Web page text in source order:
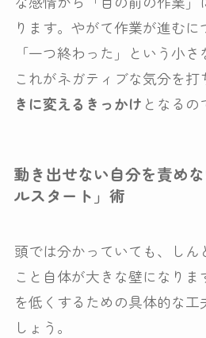
ります。やがて作業が進むに
「一つ終わった」という小さ
これがネガティブな気分を打
きに変えるきっかけ となるの
動き出せない自分を責め
ルスタート」術
頭では分かっていても、しん
こと自体が大きな壁になり
を低くするための具体的な工
しょう。